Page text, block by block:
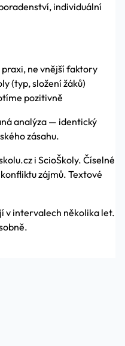
individuální
ne vnější faktory
(typ, složení žáků)
pozitivně
analýza — identický
zásahu.
i ScioŠkoly. Číselné
zájmů. Textové
v intervalech několika let.